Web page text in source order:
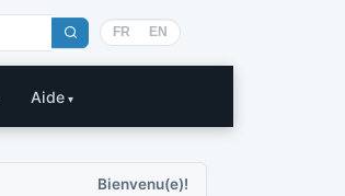
FR EN
Aide
Bienvenu(e)!